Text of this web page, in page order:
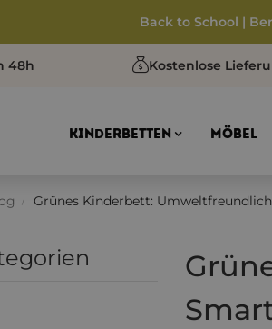
Back to School |
48h Kostenlose
KINDERBETTEN MÖBEL
Grünes Kinderbett: